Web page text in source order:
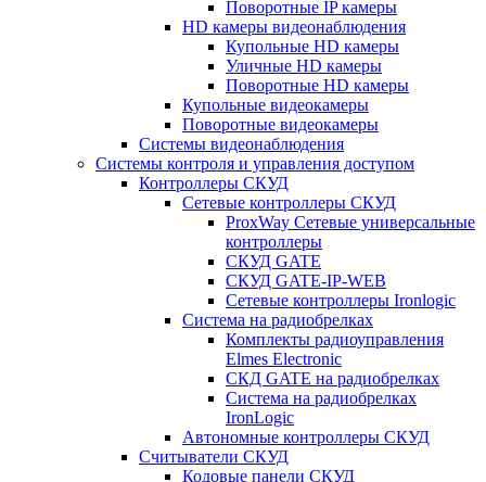
Поворотные IP камеры
HD камеры видеонаблюдения
Купольные HD камеры
Уличные HD камеры
Поворотные HD камеры
Купольные видеокамеры
Поворотные видеокамеры
Системы видеонаблюдения
Системы контроля и управления доступом
Контроллеры СКУД
Сетевые контроллеры СКУД
ProxWay Сетевые универсальные
контроллеры
СКУД GATE
СКУД GATE-IP-WEB
Сетевые контроллеры Ironlogic
Система на радиобрелках
Комплекты радиоуправления
Elmes Electronic
СКД GATE на радиобрелках
Система на радиобрелках
IronLogic
Автономные контроллеры СКУД
Считыватели СКУД
Кодовые панели СКУД